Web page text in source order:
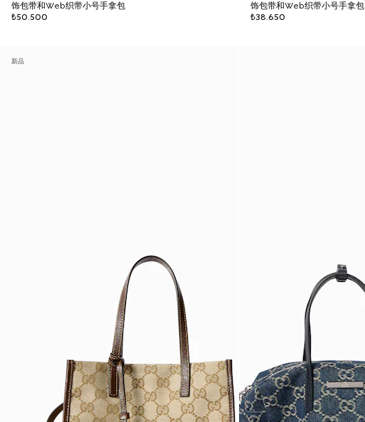
饰包带和Web织带小号手拿包
₺50.500
饰包带和Web织带小号手拿包
₺38.650
新品